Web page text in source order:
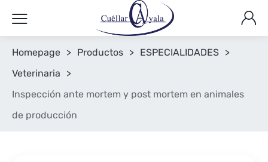
Homepage > Productos > ESPECIALIDADES >
Veterinaria
>
Inspección ante mortem y post mortem en animales
de producción